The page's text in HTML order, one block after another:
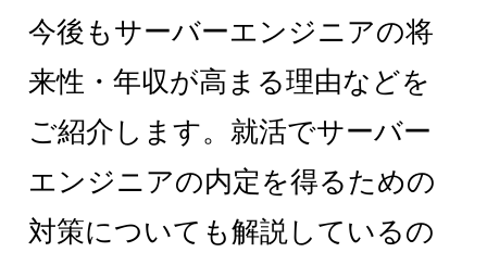
今後もサーバーエンジニアの将
来性・年収が高まる理由などを
ご紹介します。就活でサーバー
エンジニアの内定を得るための
対策についても解説しているの